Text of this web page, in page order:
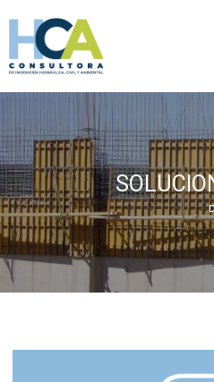
contenido